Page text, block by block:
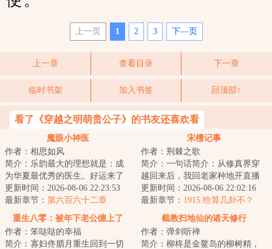
上一页 1 2 3 下—页
上一章 查看目录 下一章
临时书架 加入书签 回顶部↑
看了《穿越之明萌贵公子》的书友还喜欢看
魔眼小神医
作者：相思如风
简介：乐韵最大的理想就是：成
为华夏最优秀的医生。好运来了
挡不住，高考前无意间开启一个
系统，双眼获得...
更新时间：2026-08-06 22:23:53
最新章节： 第六百六十二章
宋檀记事
作者：荆棘之歌
简介：一句话简介：从修真界穿
越回来后，我回老家种地开直播
卖菜了！修成金丹渡劫失败的宋
檀回到现代，发...
更新时间：2026-08-06 22:02:16
最新章节： 1915.给算几卦不？
重生八零：被年下老公缠上了
作者：笨哒哒的幸福
简介：寡妇佟腊月重生回到一切
截教扫地仙的诸天修行
作者：弹剑听禅
简介：柳柊是金鳌岛的柳树精，